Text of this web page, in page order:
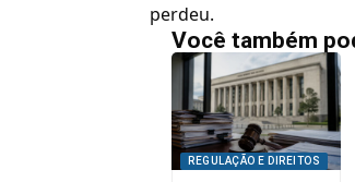
perdeu.
Você também
REGULAÇÃO E DIREITOS